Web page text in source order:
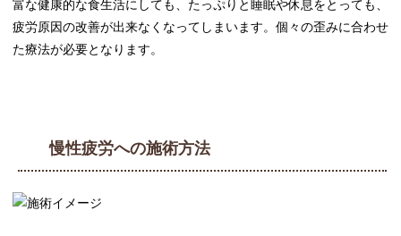
富な健康的な食生活にしても、たっぷりと睡眠や休息をとっても、
疲労原因の改善が出来なくなってしまいます。個々の歪みに合わせ
た療法が必要となります。
慢性疲労への施術方法